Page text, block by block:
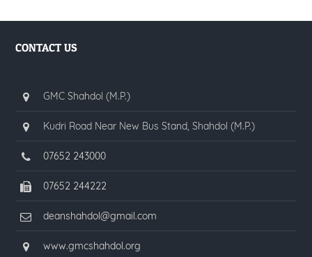
CONTACT US
GMC Shahdol (M.P.)
Kudri Road Near New Bus Stand, Shahdol (M.P.)
07652 243000
07652 244222
deanshahdol@gmail.com
www.gmcshahdol.org